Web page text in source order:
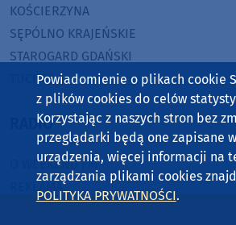
KOŚCIERZYNA
SĘPÓLNO KRAJEŃSKIE
STAROGARD GDAŃSKI
TUCHOLA
RADIO
O WEEKEND FM
Powiadomienie o plikach cookie
z plików cookies do celów
Korzystając z naszych stron bez
przeglądarki będą one zapisane
urządzenia, więcej informacji na
zarządzania plikami cookies
POLITYKA PRYWATNOŚCI.